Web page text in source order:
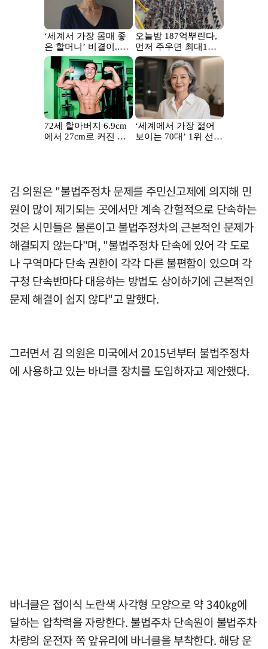
김 의원은 "불법주정차 문제를 주민신고제에 의지해 민
원이 많이 제기되는 곳에서만 계속 간헐적으로 단속하는
것은 시민들은 물론이고 불법주정차의 근본적인 문제가
해결되지 않는다"며, "불법주정차 단속에 있어 각 도로
나 구역마다 단속 권한이 각각 다른 불편함이 있으며 각
구청 단속반마다 대응하는 방법도 상이하기에 근본적인
문제 해결이 쉽지 않다"고 말했다.
그러면서 김 의원은 미국에서 2015년부터 불법주정차
에 사용하고 있는 바너클 장치를 도입하자고 제안했다.
바너클은 접이식 노란색 사각형 모양으로 약 340㎏에
달하는 압착력을 자랑한다. 불법주차 단속원이 불법주차
차량의 운전자 쪽 앞유리에 바너클을 부착한다. 해당 운